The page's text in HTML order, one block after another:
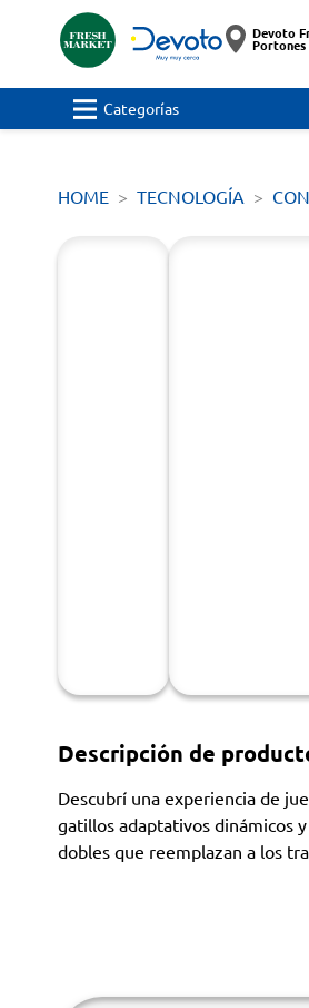
Devoto
Portones
Categorías
HOME TECNOLOGÍA
Descripción de
Descubrí una experiencia de
gatillos adaptativos dinámicos
dobles que reemplazan a los